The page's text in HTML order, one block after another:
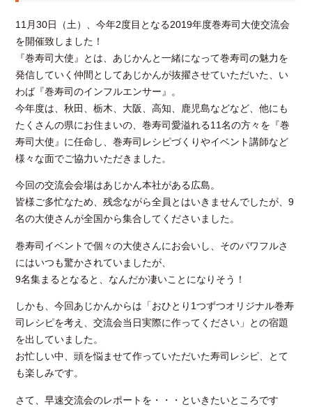
11月30日（土）、今年2度目となる2019年度巻寿司大使交流会
を開催致しました！
『巻寿司大使』とは、あじかんと一緒になって巻寿司の魅力を
発信していく仲間としてあじかんが抜擢させていただいた、い
わば『巻寿司のインフルエンサー』。
今年度は、秋田、栃木、大阪、高知、鹿児島などなど、他にも
たくさんの県にお住まいの、巻寿司愛溢れる11名の方々を『巻
寿司大使』に任命し、巻寿司レシピづくりやイベント講師など
様々な面でご協力いただきました。
今回の交流会会場はあじかん本社がある広島。
皆様ご多忙なため、残念ながら全員とはいきませんでしたが、9
名の大使さんが全国から集合してくださいました。
巻寿司イベントで個々の大使さんにお会いし、そのパワフルさ
にはいつも驚かされていましたが、
9名集まるとなると、なんだか凄いことになりそう！
しかも、今回あじかんからは「おひとり1つずつオリジナル巻寿
司レシピを考え、交流会当日実際に作ってください」との宿題
を出していました。
お忙しい中、頭を悩ませて作っていただいた寿司レシピ、とて
も楽しみです。
さて、早速交流会のレポートを・・・といきたいところです